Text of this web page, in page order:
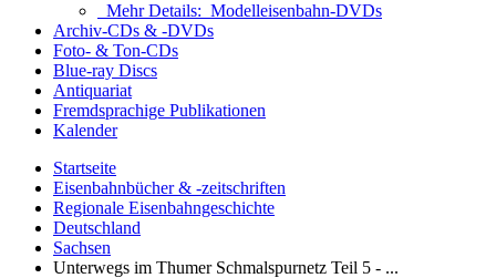
Mehr Details: Modelleisenbahn-DVDs
Archiv-CDs & -DVDs
Foto- & Ton-CDs
Blue-ray Discs
Antiquariat
Fremdsprachige Publikationen
Kalender
Startseite
Eisenbahnbücher & -zeitschriften
Regionale Eisenbahngeschichte
Deutschland
Sachsen
Unterwegs im Thumer Schmalspurnetz Teil 5 - ...